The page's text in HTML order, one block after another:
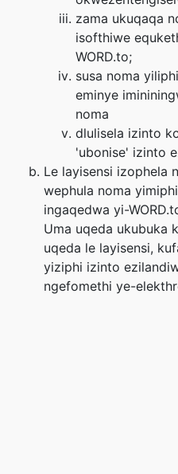
zama ukuqaqa
isofthiwe
WORD.to;
susa noma
eminye
noma
dlulisela izinto
'ubonise' izinto
Le layisensi izophela
wephula noma
ingaqedwa yi-
Uma uqeda ukubuka
uqeda le layisensi,
yiziphi izinto
ngefomethi ye-